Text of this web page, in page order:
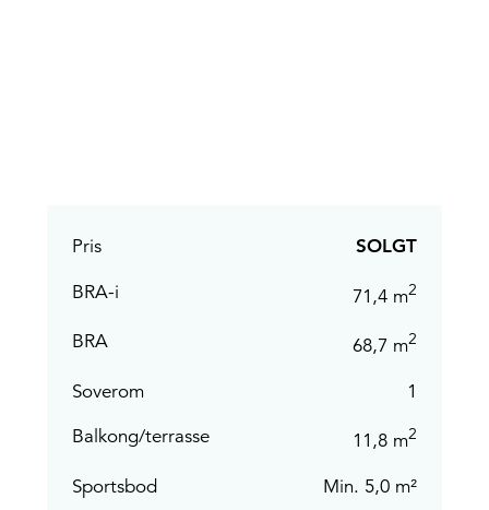
Pris SOLGT
BRA-i 71,4 m2
BRA 68,7 m2
Soverom
1
Balkong/terrasse
11,8 m2
Sportsbod
Min. 5,0 m²